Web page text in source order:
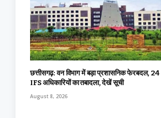
छत्तीसगढ़: वन विभाग में बड़ा प्रशासनिक फेरबदल, 24
IFS अधिकारियों का तबादला, देखें सूची
August 8, 2026